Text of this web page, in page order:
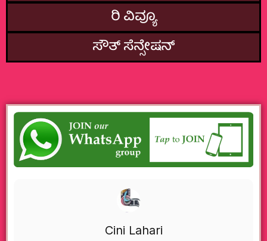
ರಿ ವಿವ್ಯೂ
ಸೌತ್‌ ಸೆನ್ಸೇಷನ್
Cini Lahari